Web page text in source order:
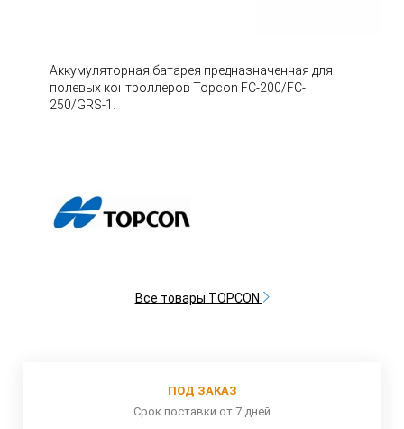
Аккумуляторная батарея предназначенная для
полевых контроллеров Topcon FC-200/FC-
250/GRS-1.
Все товары TOPCON
ПОД ЗАКАЗ
Срок поставки от 7 дней